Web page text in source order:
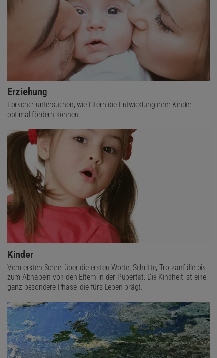
Erziehung
Forscher untersuchen, wie Eltern die Entwicklung ihrer Kinder
optimal fördern können.
Kinder
Vom ersten Schrei über die ersten Worte, Schritte, Trotzanfälle bis
zum Abnabeln von den Eltern in der Pubertät: Die Kindheit ist eine
ganz besondere Phase, die fürs Leben prägt.